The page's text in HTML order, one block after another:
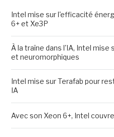
Intel mise sur l'efficacité
6+ et Xe3P
À la traîne dans l'IA, Intel mise
et neuromorphiques
Intel mise sur Terafab pour
IA
Avec son Xeon 6+, Intel